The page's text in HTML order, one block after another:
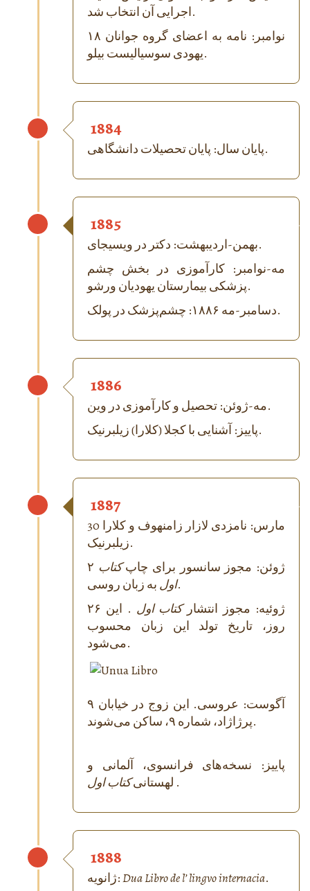
اجرایی آن انتخاب شد.
۱۸ نوامبر: نامه به اعضای گروه جوانان
یهودی سوسیالیست بیلو.
1884
پایان سال: پایان تحصیلات دانشگاهی.
1885
بهمن-اردیبهشت: دکتر در ویسیجای.
مه-نوامبر: کارآموزی در بخش چشم
پزشکی بیمارستان یهودیان ورشو.
دسامبر-مه ۱۸۸۶: چشم‌پزشک در پولک.
1886
مه-ژوئن: تحصیل و کارآموزی در وین.
پاییز: آشنایی با کجلا (کلارا) زیلبرنیک.
1887
30 مارس: نامزدی لازار زامنهوف و کلارا
زیلبرنیک.
۲ ژوئن: مجوز سانسور برای چاپکتاب
اولبه زبان روسی.
۲۶ ژوئیه: مجوز انتشارکتاب اول . این
روز، تاریخ تولد این زبان محسوب
می‌شود.
۹ آگوست: عروسی. این زوج در خیابان
پرژاژاد، شماره ۹، ساکن می‌شوند.
پاییز: نسخه‌های فرانسوی، آلمانی و
لهستانی .
1888
ژانویه:Dua Libro de l’ lingvo internacia.